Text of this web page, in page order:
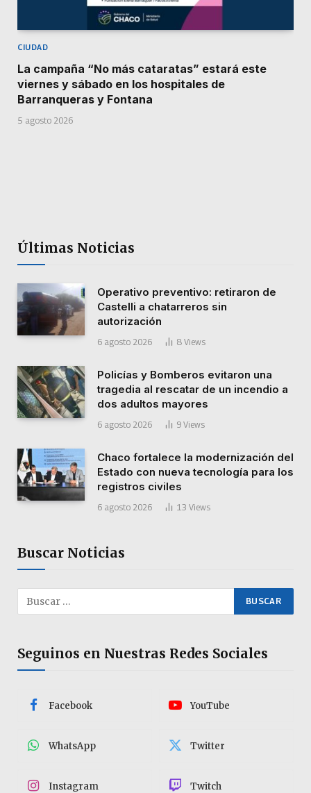
CIUDAD
La campaña “No más cataratas” estará este
viernes y sábado en los hospitales de
Barranqueras y Fontana
5 agosto 2026
Últimas Noticias
Operativo preventivo: retiraron de
Castelli a chatarreros sin
autorización
6 agosto 2026 8 Views
Policías y Bomberos evitaron una
tragedia al rescatar de un incendio a
dos adultos mayores
6 agosto 2026 9 Views
Chaco fortalece la modernización del
Estado con nueva tecnología para los
registros civiles
6 agosto 2026 13 Views
Buscar Noticias
Seguinos en Nuestras Redes Sociales
Facebook YouTube
WhatsApp Twitter
Instagram Twitch